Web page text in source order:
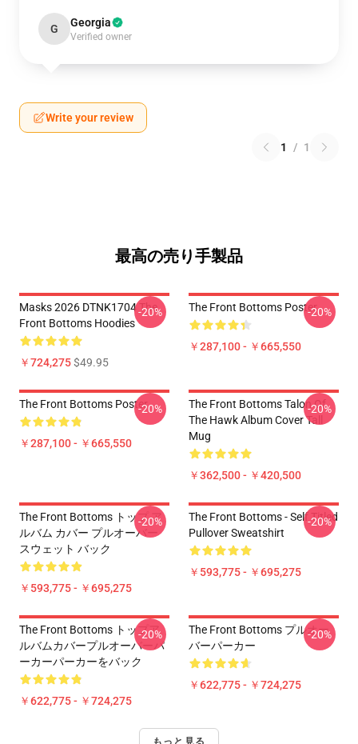
G Georgia
Verified owner
Write your review
1 / 1
最高の売り手製品
Masks 2026 DTNK1704 The
Front Bottoms Hoodies
￥724,275$49.95
-20% The Front Bottoms Poster
￥287,100 - ￥665,550
-20%
The Front Bottoms Poster
￥287,100 - ￥665,550
-20%
The Front Bottoms Talon Of
The Hawk Album Cover Tall
Mug
￥362,500 - ￥420,500
-20%
The Front Bottoms トップ ア
ルバム カバー プルオーバー
スウェット バック
￥593,775 - ￥695,275
-20%
The Front Bottoms - Self Titled
Pullover Sweatshirt
￥593,775 - ￥695,275
-20%
The Front Bottoms トップア
ルバムカバープルオーバーパ
ーカーパーカーをバック
￥622,775 - ￥724,275
-20%
The Front Bottoms プルオー
バーパーカー
￥622,775 - ￥724,275
-20%
もっと見る